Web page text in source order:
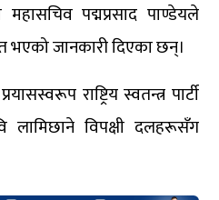
पद्मप्रसाद पाण्डेयले
भएको जानकारी दिएका छन्।
राष्ट्रिय स्वतन्त्र पार्टी
लामिछाने विपक्षी दलहरूसँग